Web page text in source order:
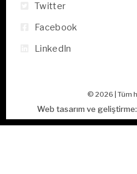
Twitter
Facebook
LinkedIn
© 2026 | Tüm
Web tasarım ve geliştirme: